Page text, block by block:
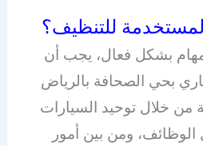
للتنظيف؟
بشكل فعال، يجب أن
بحي الصحافة بالرياض
من خلال توحيد السيارات
الوظائف، ومن بين أمور